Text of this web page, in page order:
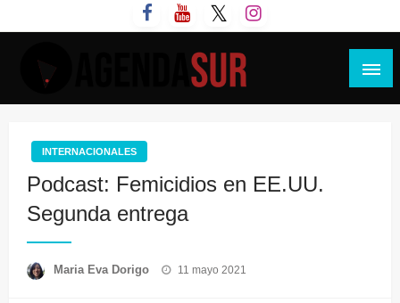
al
INTERNACIONALES
Podcast: Femicidios en EE.UU.
Segunda entrega
Maria Eva Dorigo
Publicado
11 mayo 2021